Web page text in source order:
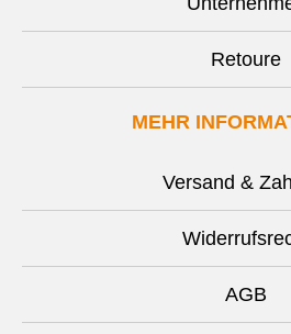
Retoure
MEHR
Versand &
AGB